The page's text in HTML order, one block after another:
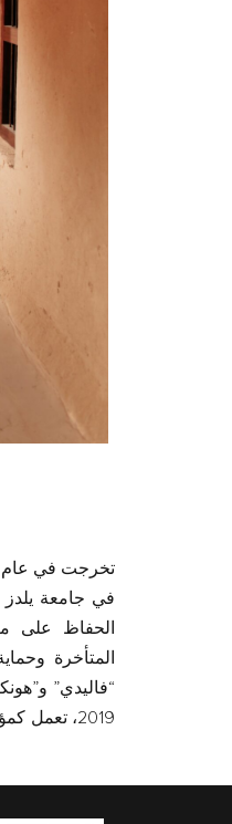
في جامعة يلدز
الحفاظ على
المتأخرة
“فاليدي”
2019، تعمل